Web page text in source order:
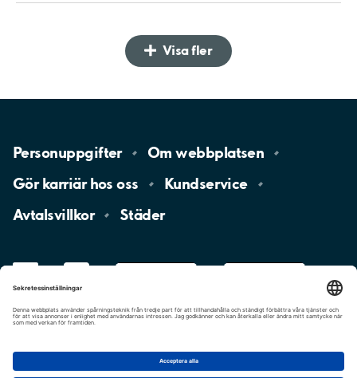
Visa fler
Personuppgifter Omwebbplatsen
Gör karriär hososs
Kundservice
Avtalsvillkor
Städer